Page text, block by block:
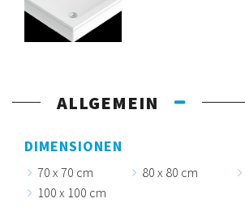
ALLGEMEIN
DIMENSIONEN
70 x 70 cm 80 x 80 cm
100 x 100 cm